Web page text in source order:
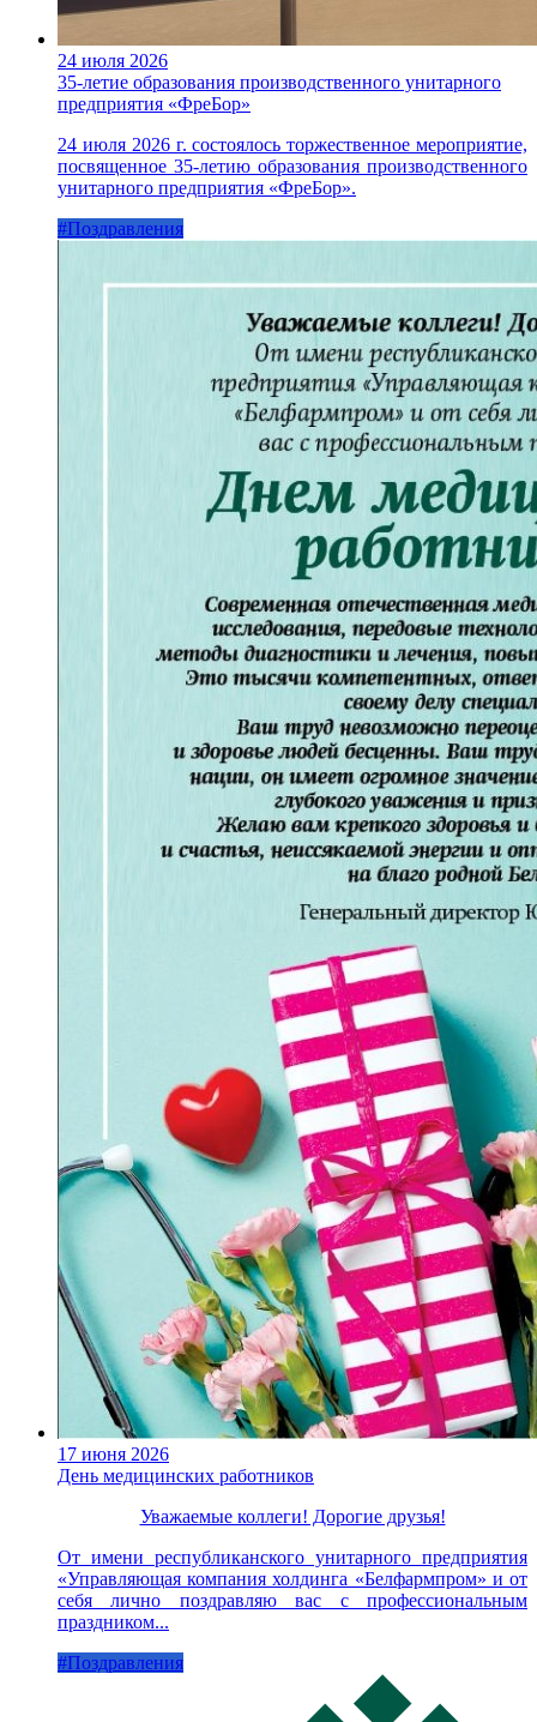
24 июля 2026
35-летие образования производственного унитарного
предприятия «ФреБор»
24 июля 2026 г. состоялось торжественное мероприятие,
посвященное 35-летию образования производственного
унитарного предприятия «ФреБор».
#Поздравления
17 июня 2026
День медицинских работников
Уважаемые коллеги! Дорогие друзья!
От имени республиканского унитарного предприятия
«Управляющая компания холдинга «Белфармпром» и от
себя лично поздравляю вас с профессиональным
праздником...
#Поздравления